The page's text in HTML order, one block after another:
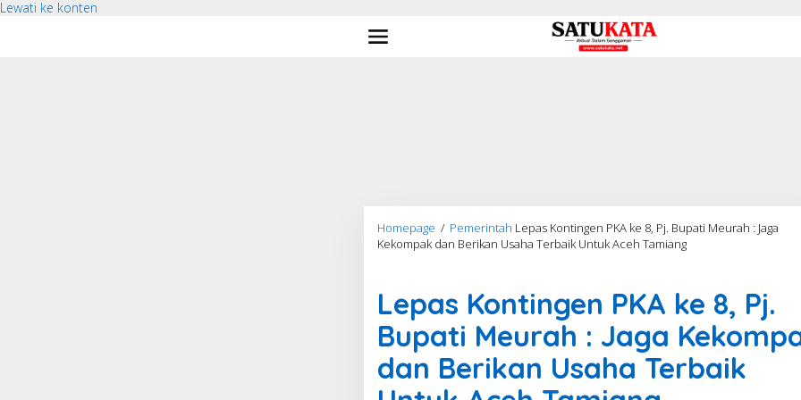
Lewati ke konten
Homepage / Pemerintah Lepas Kontingen PKA ke 8, Pj. Bupati Meurah : Jaga
Kekompak dan Berikan Usaha Terbaik Untuk Aceh Tamiang
Lepas Kontingen PKA ke 8, Pj.
Bupati Meurah : Jaga
dan Berikan Usaha Terbaik